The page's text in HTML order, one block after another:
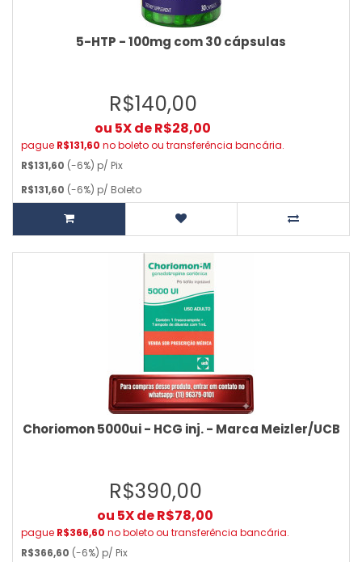
5-HTP - 100mg com 30 cápsulas
R$140,00
ou 5X de R$28,00
pague R$131,60 no boleto ou transferência bancária.
R$131,60 (-6%) p/ Pix
R$131,60 (-6%) p/ Boleto
Choriomon 5000ui - HCG inj. - Marca Meizler/UCB
R$390,00
ou 5X de R$78,00
pague R$366,60 no boleto ou transferência bancária.
R$366,60 (-6%) p/ Pix